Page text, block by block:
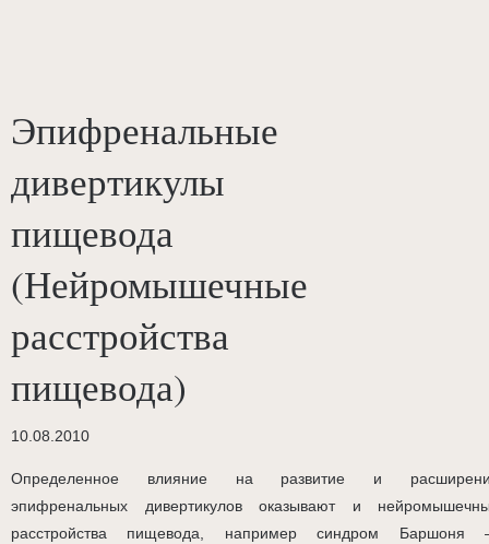
Эпифренальные
дивертикулы
пищевода
(Нейромышечные
расстройства
пищевода)
10.08.2010
Определенное влияние на развитие и
эпифренальных дивертикулов оказывают и
расстройства пищевода, например синдром Баршоня